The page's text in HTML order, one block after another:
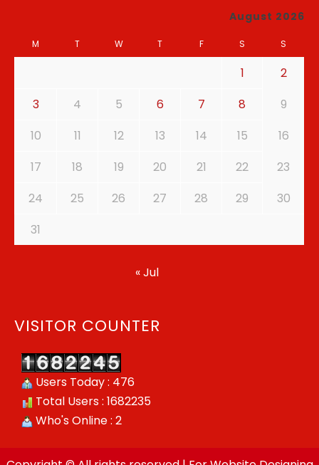
August 2026
M T W T F S S
1
2
3
4 5 6 7 8
9
10
11 12 13 14 15
16
17
18 19 20 21 22
23
24
25 26 27 28 29
30
31
« Jul
VISITOR COUNTER
Users Today : 476
Total Users : 1682235
Who's Online : 2